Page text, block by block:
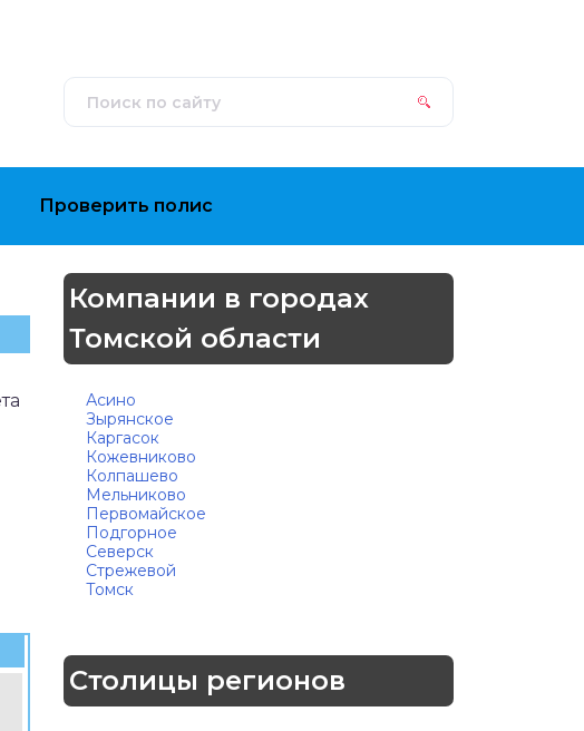
Проверить полис
Компании в городах
Томской области
Асино
Зырянское
Каргасок
Кожевниково
Колпашево
Мельниково
Первомайское
Подгорное
Северск
Стрежевой
Томск
Столицы регионов